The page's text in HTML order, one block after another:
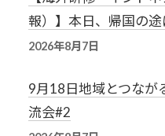
報）】本日、帰国の途
2026年8月7日
9月18日地域とつなが
流会#2